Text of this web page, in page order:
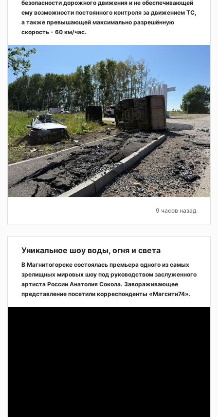
безопасности дорожного движения и не обеспечивающей
ему возможности постоянного контроля за движением ТС,
а также превышающей максимально разрешённую
скорость - 60 км/час.
9 часов назад
Уникальное шоу воды, огня и света
В Магнитогорске состоялась премьера одного из самых
зрелищных мировых шоу под руководством заслуженного
артиста России Анатолия Сокола. Завораживающее
представление посетили корреспонденты «Магсити74».